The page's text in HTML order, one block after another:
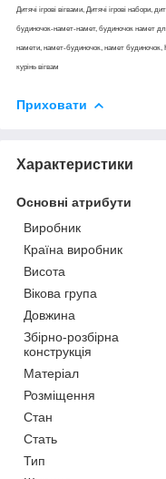
Дитячі ігрові вігвами, Дитячі ігрові набори,
будиночок-намет-намет, будиночок намет
намети, намет-будиночок, намет будиночок,
курінь вігвам
Приховати
Характеристики
Основні атрибути
Виробник
Країна виробник
Висота
Вікова група
Довжина
Збірно-розбірна
конструкція
Матеріал
Розміщення
Стан
Стать
Тип